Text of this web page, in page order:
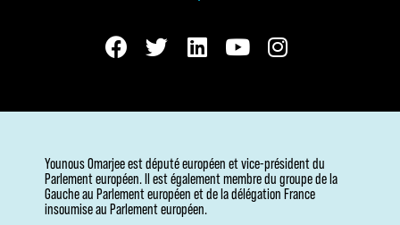
Younous Omarjee est député européen et vice-président du
Parlement européen. Il est également membre du groupe de la
Gauche au Parlement européen et de la délégation France
insoumise au Parlement européen.